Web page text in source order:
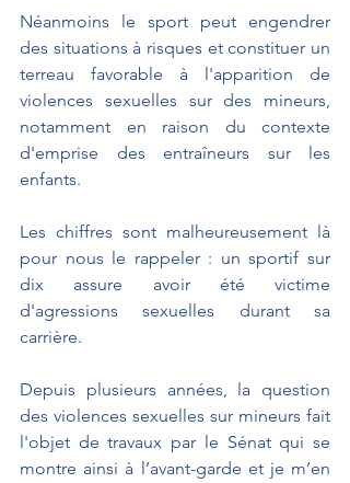
Néanmoins le sport peut engendrer
des situations à risques et constituer un
terreau favorable à l'apparition de
violences sexuelles sur des mineurs,
notamment en raison du contexte
d'emprise des entraîneurs sur les
enfants.
Les chiffres sont malheureusement là
pour nous le rappeler : un sportif sur
dix assure avoir été victime
d'agressions sexuelles durant sa
carrière.
Depuis plusieurs années, la question
des violences sexuelles sur mineurs fait
l'objet de travaux par le Sénat qui se
montre ainsi à l’avant-garde et je m’en